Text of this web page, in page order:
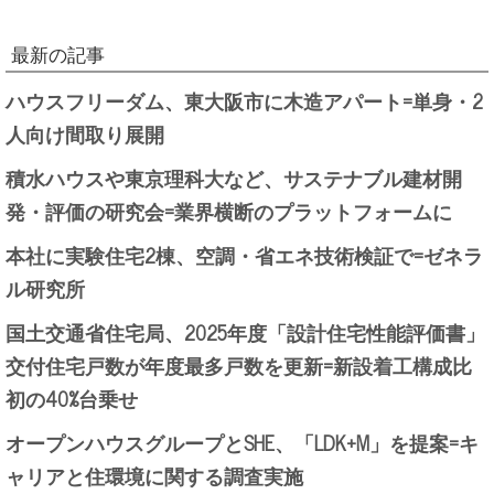
最新の記事
ハウスフリーダム、東大阪市に木造アパート=単身・2
人向け間取り展開
積水ハウスや東京理科大など、サステナブル建材開
発・評価の研究会=業界横断のプラットフォームに
本社に実験住宅2棟、空調・省エネ技術検証で=ゼネラ
ル研究所
国土交通省住宅局、2025年度「設計住宅性能評価書」
交付住宅戸数が年度最多戸数を更新=新設着工構成比
初の40%台乗せ
オープンハウスグループとSHE、「LDK+M」を提案=キ
ャリアと住環境に関する調査実施